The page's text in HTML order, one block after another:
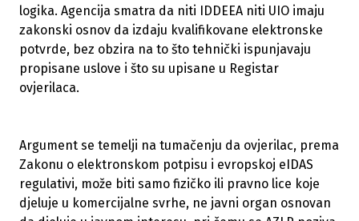
logika. Agencija smatra da niti IDDEEA niti UIO imaju
zakonski osnov da izdaju kvalifikovane elektronske
potvrde, bez obzira na to što tehnički ispunjavaju
propisane uslove i što su upisane u Registar
ovjerilaca.
Argument se temelji na tumačenju da ovjerilac, prema
Zakonu o elektronskom potpisu i evropskoj eIDAS
regulativi, može biti samo fizičko ili pravno lice koje
djeluje u komercijalne svrhe, ne javni organ osnovan